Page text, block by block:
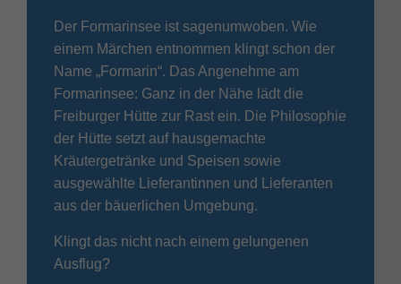
Der Formarinsee ist sagenumwoben. Wie
einem Märchen entnommen klingt schon der
Name „Formarin“. Das Angenehme am
Formarinsee: Ganz in der Nähe lädt die
Freiburger Hütte zur Rast ein. Die Philosophie
der Hütte setzt auf hausgemachte
Kräutergetränke und Speisen sowie
ausgewählte Lieferantinnen und Lieferanten
aus der bäuerlichen Umgebung.
Klingt das nicht nach einem gelungenen
Ausflug?